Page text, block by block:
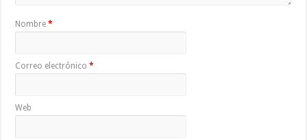
Nombre*
Correo electrónico*
Web